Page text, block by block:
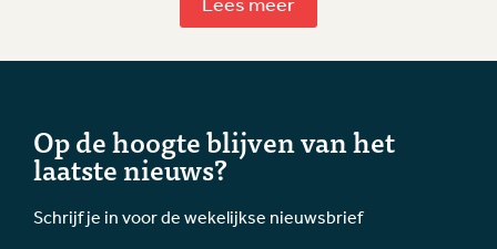
Op de hoogte blijven van het
laatste nieuws?
Schrijf je in voor de wekelijkse nieuwsbrief